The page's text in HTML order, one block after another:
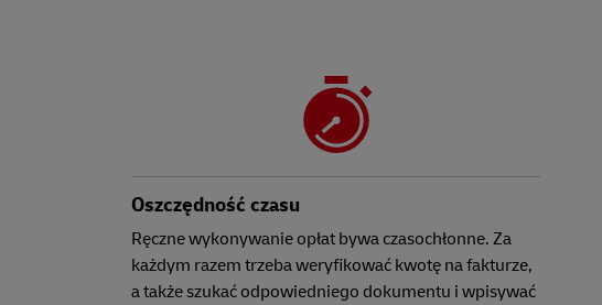
Oszczędność czasu
Ręczne wykonywanie opłat bywa czasochłonne. Za
każdym razem trzeba weryfikować kwotę na fakturze,
a także szukać odpowiedniego dokumentu i wpisywać